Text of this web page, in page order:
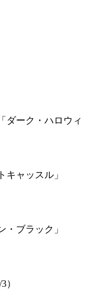
ダーク・ハロウィ
キャッスル」
・ブラック」
）